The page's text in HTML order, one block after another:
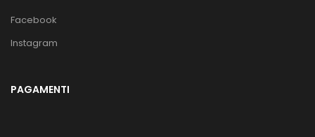
Facebook
Instagram
PAGAMENTI